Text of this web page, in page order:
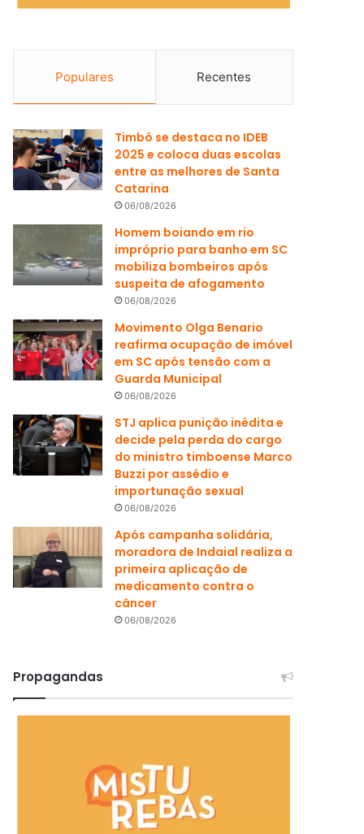
Populares Recentes
Timbó se destaca no IDEB
2025 e coloca duas escolas
entre as melhores de Santa
Catarina
06/08/2026
Homem boiando em rio
impróprio para banho em SC
mobiliza bombeiros após
suspeita de afogamento
06/08/2026
Movimento Olga Benario
reafirma ocupação de imóvel
em SC após tensão com a
Guarda Municipal
06/08/2026
STJ aplica punição inédita e
decide pela perda do cargo
do ministro timboense Marco
Buzzi por assédio e
importunação sexual
06/08/2026
Após campanha solidária,
moradora de Indaial realiza a
primeira aplicação de
medicamento contra o
câncer
06/08/2026
Propagandas